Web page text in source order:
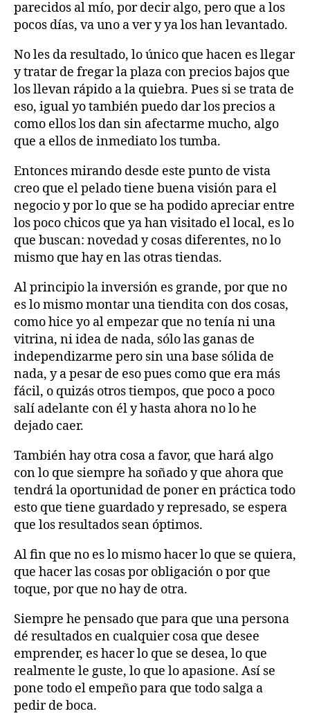
parecidos al mío, por decir algo, pero que a los
pocos días, va uno a ver y ya los han levantado.
No les da resultado, lo único que hacen es llegar
y tratar de fregar la plaza con precios bajos que
los llevan rápido a la quiebra. Pues si se trata de
eso, igual yo también puedo dar los precios a
como ellos los dan sin afectarme mucho, algo
que a ellos de inmediato los tumba.
Entonces mirando desde este punto de vista
creo que el pelado tiene buena visión para el
negocio y por lo que se ha podido apreciar entre
los poco chicos que ya han visitado el local, es lo
que buscan: novedad y cosas diferentes, no lo
mismo que hay en las otras tiendas.
Al principio la inversión es grande, por que no
es lo mismo montar una tiendita con dos cosas,
como hice yo al empezar que no tenía ni una
vitrina, ni idea de nada, sólo las ganas de
independizarme pero sin una base sólida de
nada, y a pesar de eso pues como que era más
fácil, o quizás otros tiempos, que poco a poco
salí adelante con él y hasta ahora no lo he
dejado caer.
También hay otra cosa a favor, que hará algo
con lo que siempre ha soñado y que ahora que
tendrá la oportunidad de poner en práctica todo
esto que tiene guardado y represado, se espera
que los resultados sean óptimos.
Al fin que no es lo mismo hacer lo que se quiera,
que hacer las cosas por obligación o por que
toque, por que no hay de otra.
Siempre he pensado que para que una persona
dé resultados en cualquier cosa que desee
emprender, es hacer lo que se desea, lo que
realmente le guste, lo que lo apasione. Así se
pone todo el empeño para que todo salga a
pedir de boca.